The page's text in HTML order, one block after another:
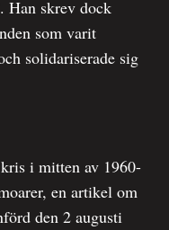
Han skrev dock
som varit
solidariserade sig
i mitten av 1960-
en artikel om
den 2 augusti